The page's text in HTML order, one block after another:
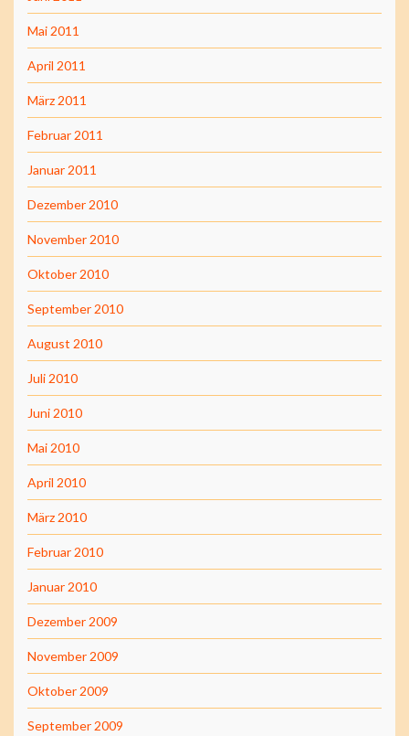
Mai 2011
April 2011
März 2011
Februar 2011
Januar 2011
Dezember 2010
November 2010
Oktober 2010
September 2010
August 2010
Juli 2010
Juni 2010
Mai 2010
April 2010
März 2010
Februar 2010
Januar 2010
Dezember 2009
November 2009
Oktober 2009
September 2009